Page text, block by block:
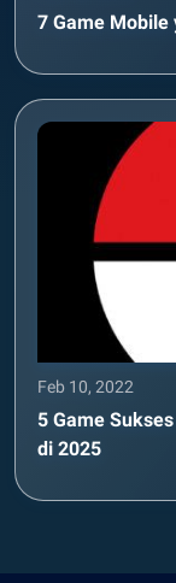
7 Game Mobile
Feb 10, 2022
5 Game
di 2025